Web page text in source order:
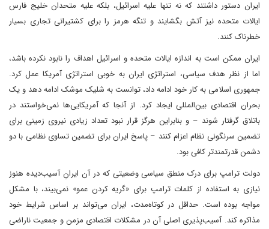
ایران دستور داشتند که نه تنها علیه اسرائیل، بلکه علیه متحدان خلیج فارس
ایالات متحده نیز آتش بگشایند و تنگه هرمز را برای کشتیرانی تجاری بسیار
خطرناک کنند.
ایران ممکن است به اندازه ایالات متحده و اسرائیل اهداف را نابود نکرده باشد،
اما از نظر هدف سیاسی، استراتژی ایران به خوبی استراتژی آمریکا عمل کرد.
جمهوری اسلامی به کار خود ادامه داد، توانست به شلیک موشک ادامه دهد و یک
بحران اقتصادی بین‌المللی ایجاد کرد. از آنجا که آمریکایی‌ها نمی‌خواستند در
باتلاق گرفتار شوند – و بنابراین هرگز قرار نبود تعداد زیادی نیروی زمینی برای
تضمین سرنگونی نظام اعزام کنند – پاسخ ایران برای تضمین تساوی نظامی با دو
دشمن قدرتمندتر کافی بود.
دولت ترامپ برای درک منطق سیاسی وضعیتی که در آن ایرانِ آسیب‌دیده هنوز
نیازی به استفاده از کلمات ترامپ برای «گریه کردن عمو» نمی‌بیند، با مشکل
مواجه بوده است. حداقل در کوتاه‌مدت، ایران می‌تواند بر اساس شرایط خود
مذاکره کند. آسیب‌پذیری اصلی آن در مشکلات اقتصادی مزمن و جمعیت ناراضی